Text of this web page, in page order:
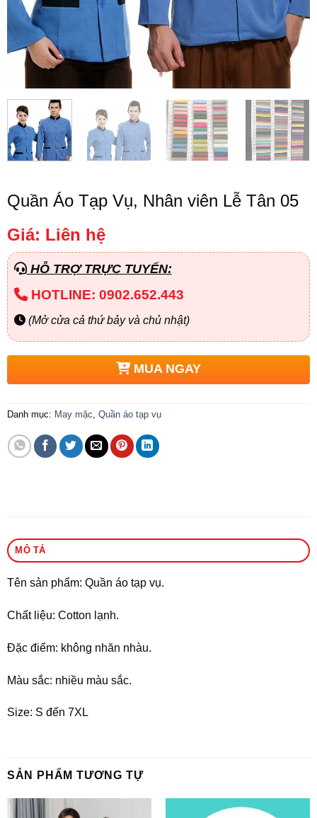
Quần Áo Tạp Vụ, Nhân viên Lễ Tân 05
Giá: Liên hệ
HỖ TRỢ TRỰC TUYẾN:
HOTLINE: 0902.652.443
(Mở cửa cả thứ bảy và chủ nhật)
MUA NGAY
Danh mục: May mặc, Quần áo tạp vụ
MÔ TẢ
Tên sản phẩm: Quần áo tạp vụ.
Chất liệu: Cotton lạnh.
Đặc điểm: không nhăn nhàu.
Màu sắc: nhiều màu sắc.
Size: S đến 7XL
SẢN PHẨM TƯƠNG TỰ